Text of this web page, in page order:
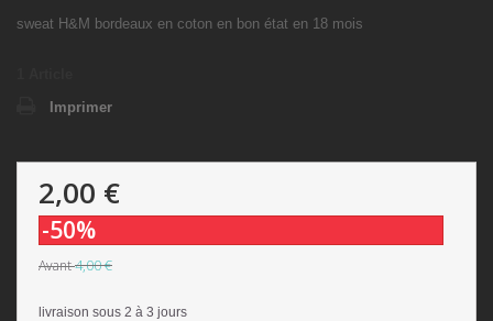
sweat H&M bordeaux en coton en bon état en 18 mois
Imprimer
2,00 €
-50%
Avant4,00 €
livraison sous 2 à 3 jours